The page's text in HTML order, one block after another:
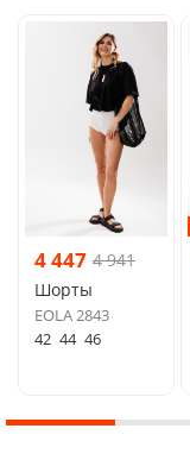
4 447 4 941
Шорты
EOLA 2843
42 44 46